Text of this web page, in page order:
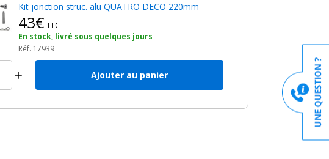
Kit jonction struc. alu QUATRO DECO 220mm
43€ TTC
En stock, livré sous quelques jours
Réf. 17939
Ajouter au panier